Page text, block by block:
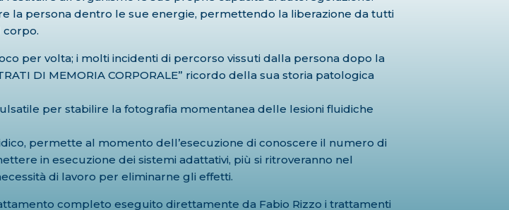
la persona dentro le sue energie, permettendo la liberazione da tutti
corpo.
per volta; i molti incidenti di percorso vissuti dalla persona dopo la
DI MEMORIA CORPORALE” ricordo della sua storia patologica
per stabilire la fotografia momentanea delle lesioni fluidiche
permette al momento dell’esecuzione di conoscere il numero di
in esecuzione dei sistemi adattativi, più si ritroveranno nel
di lavoro per eliminarne gli effetti.
completo eseguito direttamente da Fabio Rizzo i trattamenti